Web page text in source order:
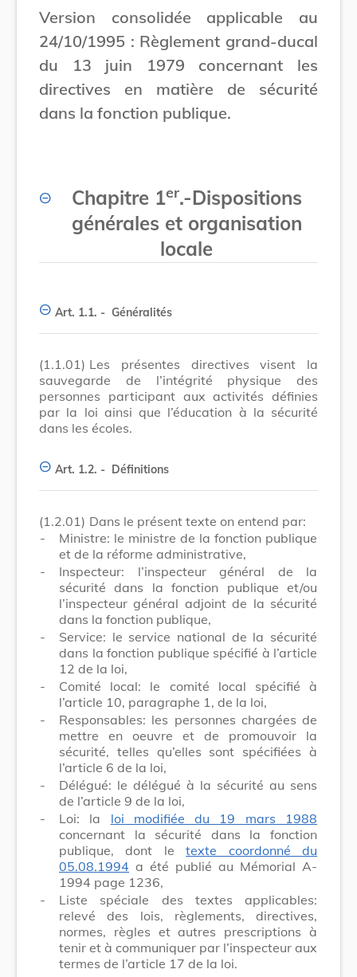
Version consolidée applicable au
24/10/1995 : Règlement grand-ducal
du 13 juin 1979 concernant les
directives en matière de sécurité
dans la fonction publique.
Chapitre 1er.-Dispositions
générales et organisation
locale
Art. 1.1. - Généralités
(1.1.01) Les présentes directives visent la
sauvegarde de l’intégrité physique des
personnes participant aux activités définies
par la loi ainsi que l’éducation à la sécurité
dans les écoles.
Art. 1.2. - Définitions
(1.2.01) Dans le présent texte on entend par:
-
Ministre: le ministre de la fonction publique
et de la réforme administrative,
-
Inspecteur: l’inspecteur général de la
sécurité dans la fonction publique et/ou
l’inspecteur général adjoint de la sécurité
dans la fonction publique,
-
Service: le service national de la sécurité
dans la fonction publique spécifié à l’article
12 de la loi,
-
Comité local: le comité local spécifié à
l’article 10, paragraphe 1, de la loi,
-
Responsables: les personnes chargées de
mettre en oeuvre et de promouvoir la
sécurité, telles qu’elles sont spécifiées à
l’article 6 de la loi,
-
Délégué: le délégué à la sécurité au sens
de l’article 9 de la loi,
-
Loi: la loi modifiée du 19 mars 1988
concernant la sécurité dans la fonction
publique, dont letexte coordonné du
05.08.1994 a été publié au Mémorial A-
1994 page 1236,
-
Liste spéciale des textes applicables:
relevé des lois, règlements, directives,
normes, règles et autres prescriptions à
tenir et à communiquer par l’inspecteur aux
termes de l’article 17 de la loi.